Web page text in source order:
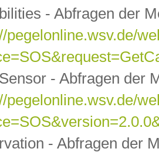
- Abfragen der
pegelonline.wsv.de/
- Abfragen der
pegelonline.wsv.de/
- Abfragen der